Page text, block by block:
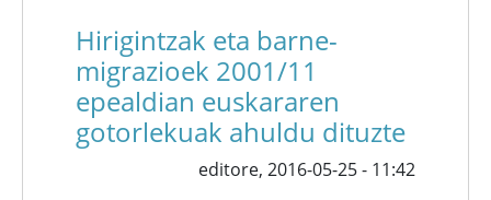
Hirigintzak eta barne-
migrazioek 2001/11
epealdian euskararen
gotorlekuak ahuldu dituzte
editore, 2016-05-25 - 11:42